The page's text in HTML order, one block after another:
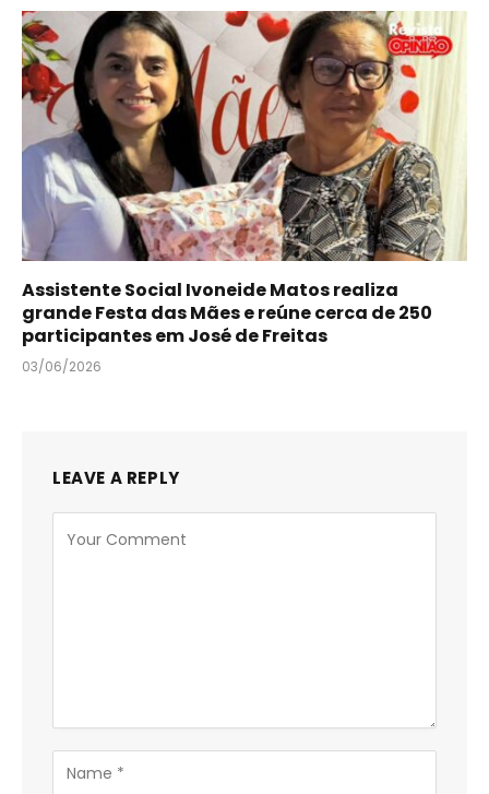
Assistente Social Ivoneide Matos realiza
grande Festa das Mães e reúne cerca de 250
participantes em José de Freitas
03/06/2026
LEAVE A REPLY